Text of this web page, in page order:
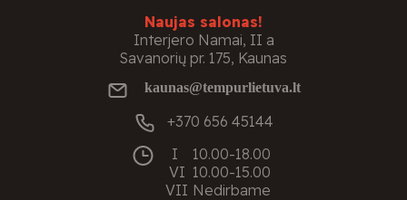
Naujas salonas!
Interjero Namai, II a
Savanorių pr. 175, Kaunas
kaunas@tempurlietuva.lt
+370 656 45144
I
10.00-18.00
VI 10.00-15.00
VII Nedirbame